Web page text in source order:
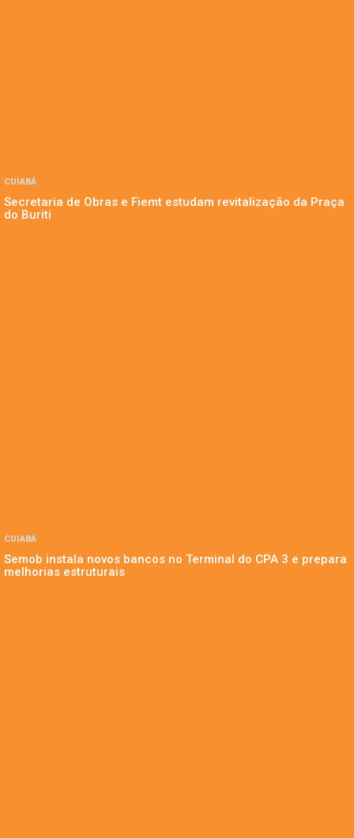
CUIABÁ
Secretaria de Obras e Fiemt estudam revitalização da Praça
do Buriti
CUIABÁ
Semob instala novos bancos no Terminal do CPA 3 e prepara
melhorias estruturais